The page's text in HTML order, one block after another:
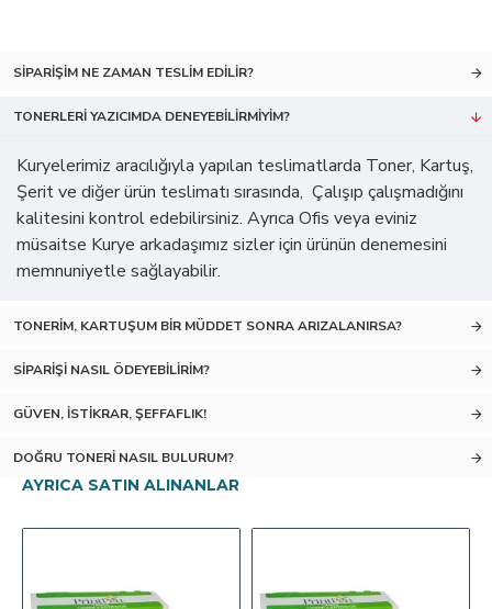
SIPARIŞIM NE ZAMAN TESLIM EDILIR?
TONERLERI YAZICIMDA DENEYEBILIRMIYIM?
Kuryelerimiz aracılığıyla yapılan teslimatlarda Toner, Kartuş,
Şerit ve diğer ürün teslimatı sırasında, Çalışıp çalışmadığını
kalitesini kontrol edebilirsiniz. Ayrıca Ofis veya eviniz
müsaitse Kurye arkadaşımız sizler için ürünün denemesini
memnuniyetle sağlayabilir.
TONERIM, KARTUŞUM BIR MÜDDET SONRA ARIZALANIRSA?
SIPARIŞI NASIL ÖDEYEBILIRIM?
GÜVEN, İSTIKRAR, ŞEFFAFLIK!
DOĞRU TONERI NASIL BULURUM?
AYRICA SATIN ALINANLAR